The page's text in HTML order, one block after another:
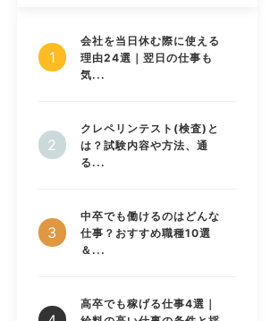
会社を当日休む際に使える
理由24選｜翌日の仕事も
気...
クレペリンテスト(検査)と
は？試験内容や方法、通
る...
中卒でも働けるのはどんな
仕事？おすすめ職種10選
＆...
高卒でも稼げる仕事4選｜